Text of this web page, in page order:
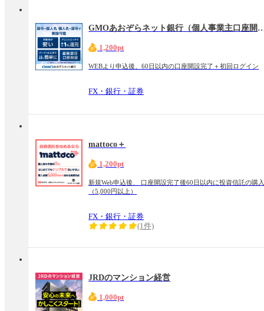
GMOあおぞらネット銀行（
1,200pt
WEBより申込後、60日以内の口座開設完了＋初回ログイン
FX・銀行・証券
mattoco＋
1,200pt
新規Web申込後、 口座開設完了後60日以内に投資信託の購
（5,000円以上）
FX・銀行・証券
(1件)
JRDのマンション経営
1,000pt